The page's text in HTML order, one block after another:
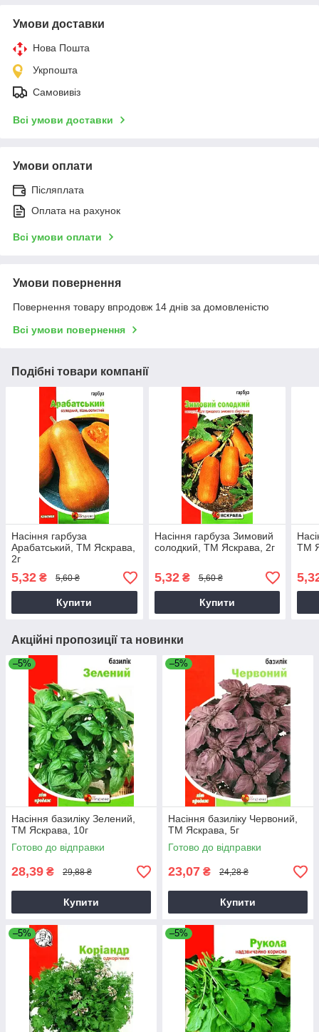
Умови доставки
Нова Пошта
Укрпошта
Самовивіз
Всі умови доставки
Умови оплати
Післяплата
Оплата на рахунок
Всі умови оплати
Умови повернення
Повернення товару впродовж 14 днів за домовленістю
Всі умови повернення
Подібні товари компанії
Насіння гарбуза
Арабатський, ТМ Яскрава,
2г
5,32 ₴ 5,60 ₴
Купити
Насіння гарбуза Зимовий
солодкий, ТМ Яскрава, 2г
5,32₴ 5,60 ₴
Купити
ТМ
Акційні пропозиції та новинки
–5%
Насіння базиліку Зелений,
ТМ Яскрава, 10г
Готово до відправки
28,39 ₴ 29,88 ₴
Купити
–5%
Насіння базиліку Червоний,
ТМ Яскрава, 5г
Готово до відправки
23,07 ₴ 24,28 ₴
Купити
–5% –5%